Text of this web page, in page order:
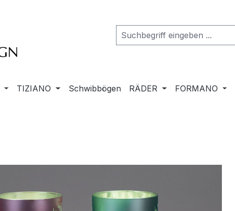
TIZIANO Schwibbögen RÄDER FORMANO